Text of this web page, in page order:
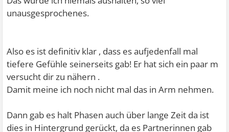
unausgesprochenes.
Also es ist definitiv klar , dass es aufjedenfall mal
tiefere Gefühle seinerseits gab! Er hat sich ein paar m
versucht dir zu nähern .
Damit meine ich noch nicht mal das in Arm nehmen.
Dann gab es halt Phasen auch über lange Zeit da ist
dies in Hintergrund gerückt, da es Partnerinnen gab